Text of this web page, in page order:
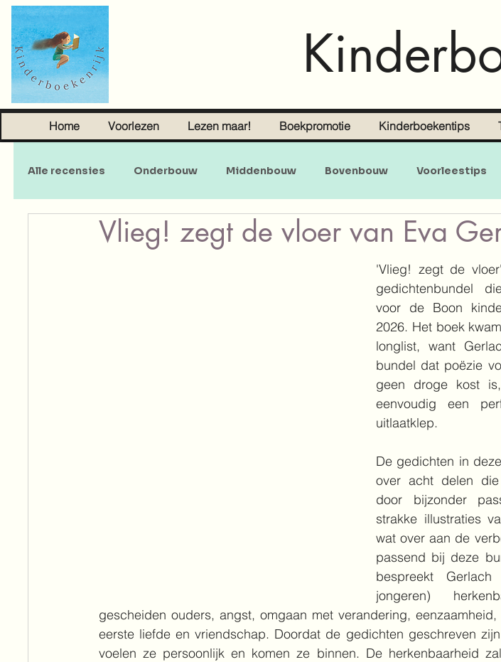
Home Voorlezen Lezen maar! Boekpromotie Kinderboekentips
Alle recensies Onderbouw Middenbouw Bovenbouw Voorleestips
Sprookjes Young Adult Volwassenen Doe-en zoekboeken
Vlieg! zegt de vloer van Eva
'Vlieg! zegt de
gedichtenbundel
voor de Boon
2026. Het boek
longlist, want
bundel dat poëzie
geen droge kost
eenvoudig een
uitlaatklep.
De gedichten in
over acht delen
door bijzonder
strakke illustraties
wat over aan de
passend bij deze
bespreekt
jongeren)
gescheiden ouders, angst, omgaan met verandering,
eerste liefde en vriendschap. Doordat de gedichten geschreven
voelen ze persoonlijk en komen ze binnen. De herkenbaarheid